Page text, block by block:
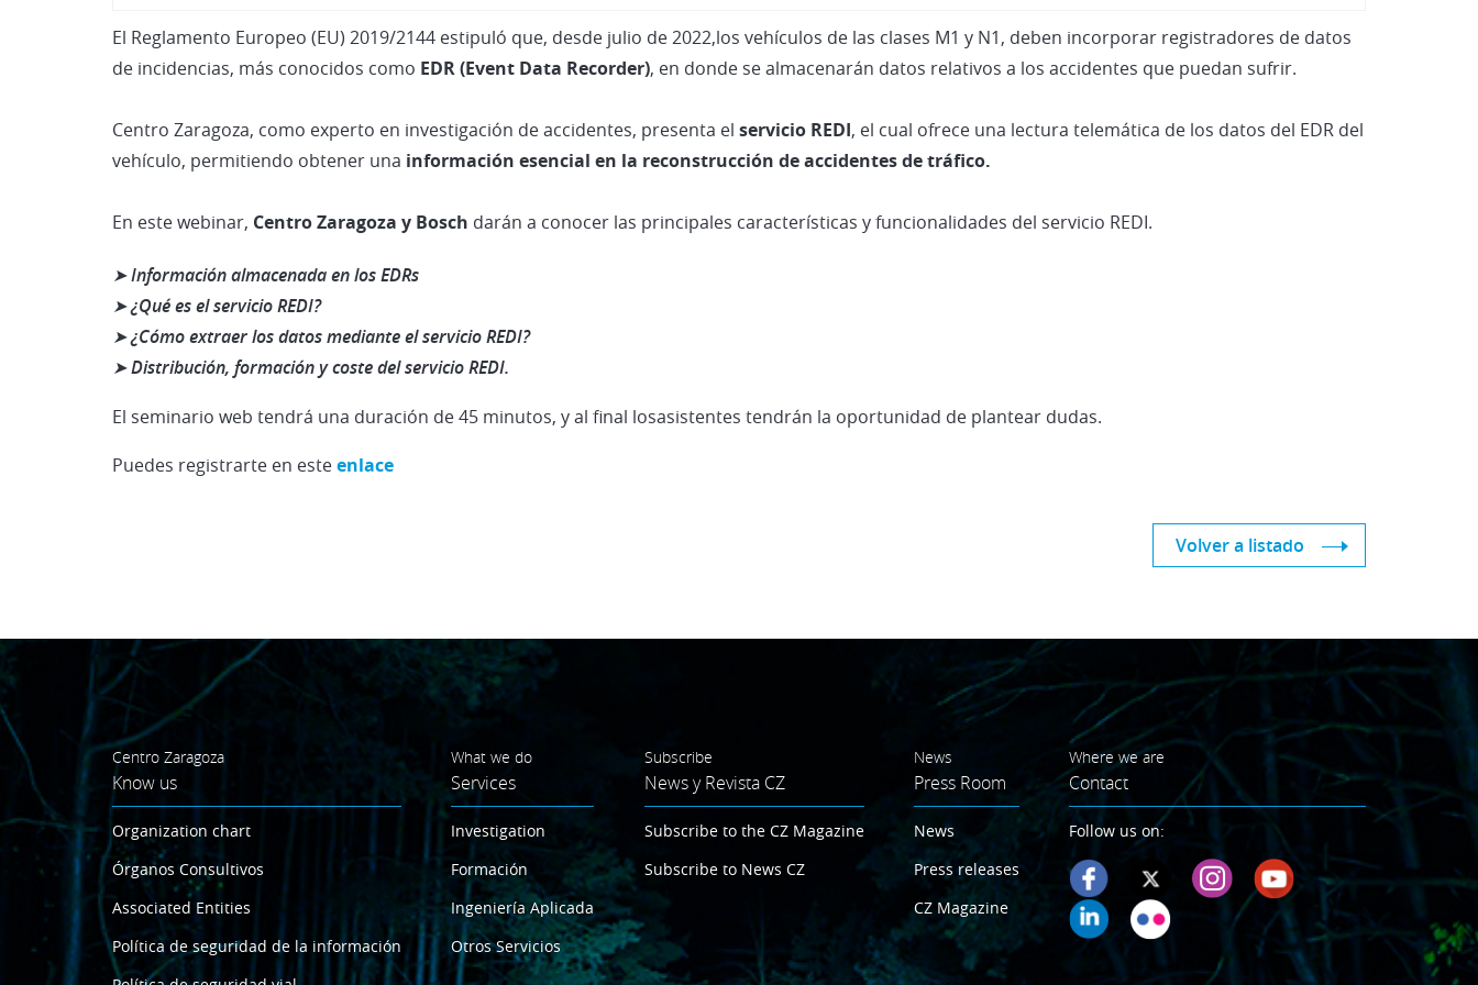
El Reglamento Europeo (EU) 2019/2144 estipuló que, desde julio de 2022,los vehículos de las clases M1 y N1, deben incorporar registradores de datos
de incidencias, más conocidos como EDR (Event Data Recorder), en donde se almacenarán datos relativos a los accidentes que puedan sufrir.
Centro Zaragoza, como experto en investigación de accidentes, presenta el servicio REDI, el cual ofrece una lectura telemática de los datos del EDR del
vehículo, permitiendo obtener una información esencial en la reconstrucción de accidentes de tráfico.
En este webinar, Centro Zaragoza y Bosch darán a conocer las principales características y funcionalidades del servicio REDI.
➤ Información almacenada en los EDRs
➤ ¿Qué es el servicio REDI?
➤ ¿Cómo extraer los datos mediante el servicio REDI?
➤ Distribución, formación y coste del servicio REDI.
El seminario web tendrá una duración de 45 minutos, y al final losasistentes tendrán la oportunidad de plantear dudas.
Puedes registrarte en esteenlace
Volver a listado
Centro Zaragoza
Know us
Organization chart
Órganos Consultivos
Associated Entities
Política de seguridad de la información
What we do
Services
Investigation
Formación
Ingeniería Aplicada
Otros Servicios
Subscribe
News y Revista CZ
Subscribe to the CZ Magazine
Subscribe to News CZ
News
Press Room
News
Press releases
CZ Magazine
Where we are
Contact
Follow us on: